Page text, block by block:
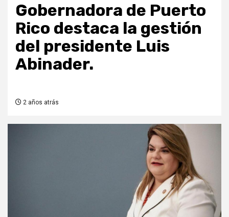
Gobernadora de Puerto
Rico destaca la gestión
del presidente Luis
Abinader.
2 años atrás